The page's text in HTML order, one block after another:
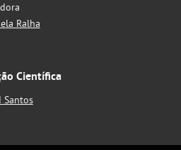
Ralha
Científica
Santos